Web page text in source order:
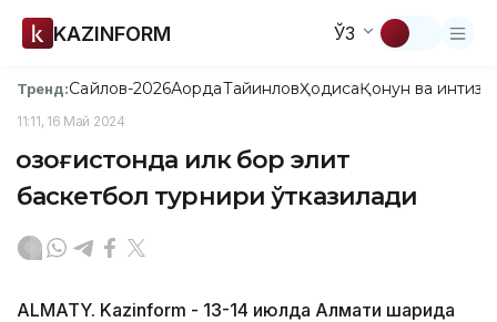
KAZINFORM ЎЗ
Тренд:Сайлов-2026АқордаТайинловҲодисаҚонун ва
11:11, 16 Май 2024
Қозоғистонда илк бор элит
баскетбол турнири ўтказилади
ALMATY. Kazinform - 13-14 июлда Алмати шаҳрида